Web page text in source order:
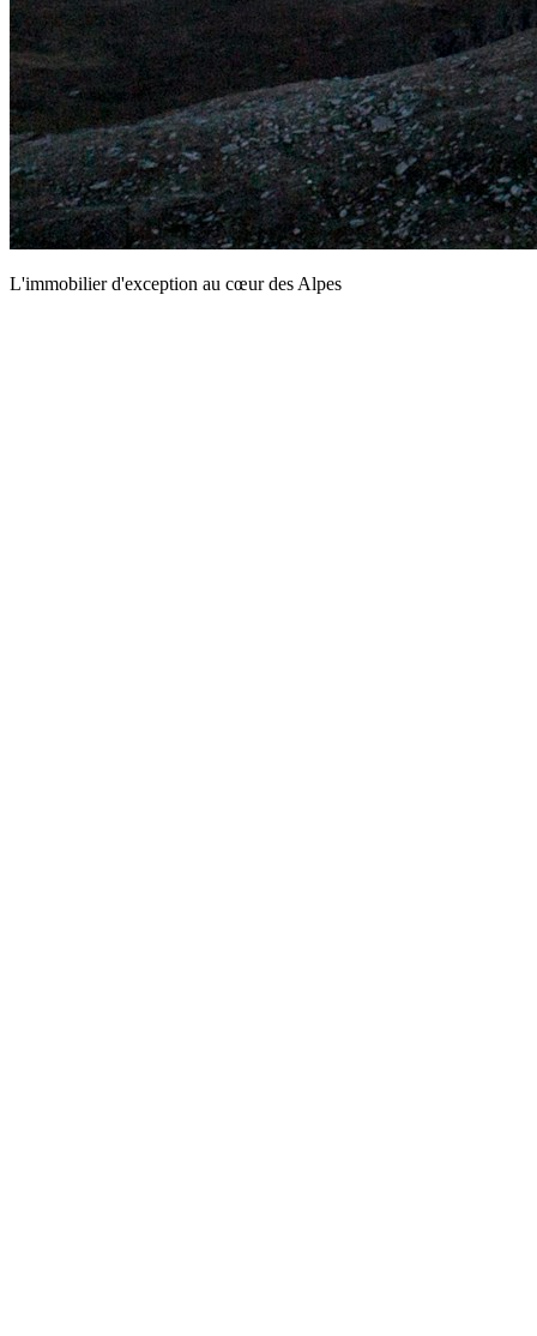
L'immobilier d'exception au cœur des Alpes